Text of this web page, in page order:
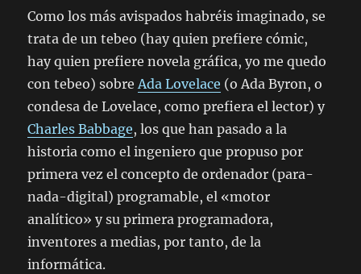
Como los más avispados habréis imaginado, se
trata de un tebeo (hay quien prefiere cómic,
hay quien prefiere novela gráfica, yo me quedo
con tebeo) sobreAda Lovelace (o Ada Byron, o
condesa de Lovelace, como prefiera el lector) y
Charles Babbage, los que han pasado a la
historia como el ingeniero que propuso por
primera vez el concepto de ordenador (para-
nada-digital) programable, el «motor
analítico» y su primera programadora,
inventores a medias, por tanto, de la
informática.